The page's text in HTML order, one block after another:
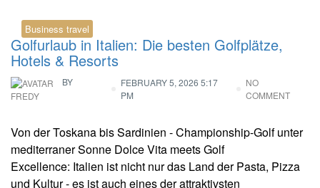
Business travel
Golfurlaub in Italien: Die besten Golfplätze,
Hotels & Resorts
BY
FREDY
FEBRUARY 5, 2026 5:17
PM
NO
COMMENT
Von der Toskana bis Sardinien - Championship-Golf unter
mediterraner Sonne Dolce Vita meets Golf
Excellence: Italien ist nicht nur das Land der Pasta, Pizza
und Kultur - es ist auch eines der attraktivsten